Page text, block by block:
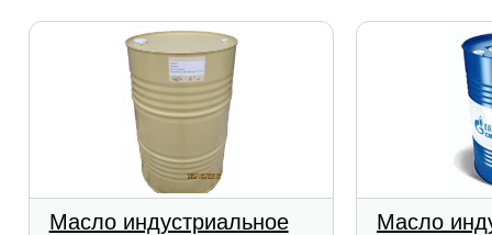
Масло индустриальное
Масло